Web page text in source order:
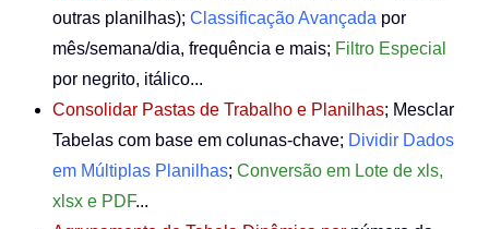
outras planilhas); Classificação Avançada por
mês/semana/dia, frequência e mais; Filtro Especial
por negrito, itálico...
Consolidar Pastas de Trabalho e Planilhas; Mesclar
Tabelas com base em colunas-chave; Dividir Dados
em Múltiplas Planilhas; Conversão em Lote de xls,
xlsx e PDF...